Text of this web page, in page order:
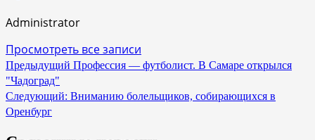
Administrator
Просмотреть все записи
Навигация
по
записям
Предыдущий Профессия — футболист. В Самаре открылся
"Чадоград"
Следующий: Вниманию болельщиков, собирающихся в
Оренбург